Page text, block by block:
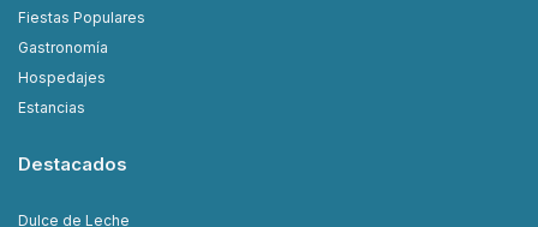
Fiestas Populares
Gastronomía
Hospedajes
Estancias
Destacados
Dulce de Leche